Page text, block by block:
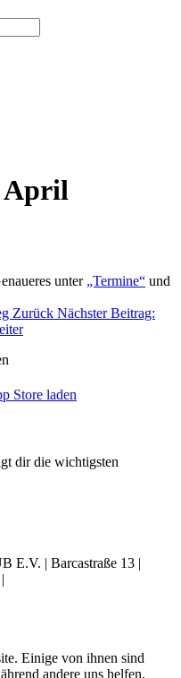
April
unter „Termine“ und
Zurück Nächster Beitrag:
dir die wichtigsten
E.V. | Barcastraße 13 |
|
Einige von ihnen sind
andere uns helfen,